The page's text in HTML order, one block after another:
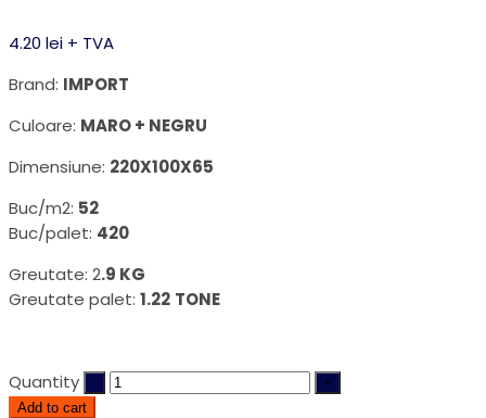
4.20 lei + TVA
Brand: IMPORT
Culoare: MARO + NEGRU
Dimensiune: 220X100X65
Buc/m2: 52
Buc/palet: 420
Greutate: 2.9 KG
Greutate palet: 1.22 TONE
Quantity
Add to cart